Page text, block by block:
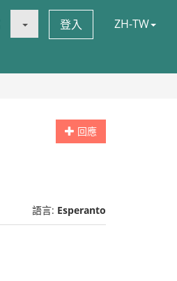
登入 ZH-TW
回應
語言: Esperanto